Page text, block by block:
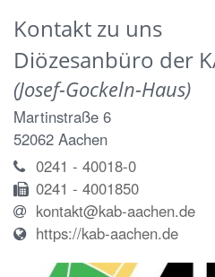
Kontakt zu uns
Diözesanbüro der
(Josef-Gockeln-Haus)
Martinstraße 6
52062 Aachen
0241 - 40018-0
0241 - 4001850
kontakt@kab-aachen.de
https://kab-aachen.de